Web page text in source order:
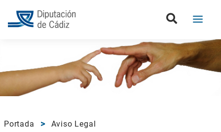
Portada Aviso Legal